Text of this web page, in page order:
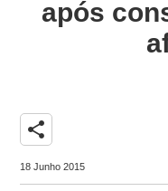
após
share
18 Junho 2015